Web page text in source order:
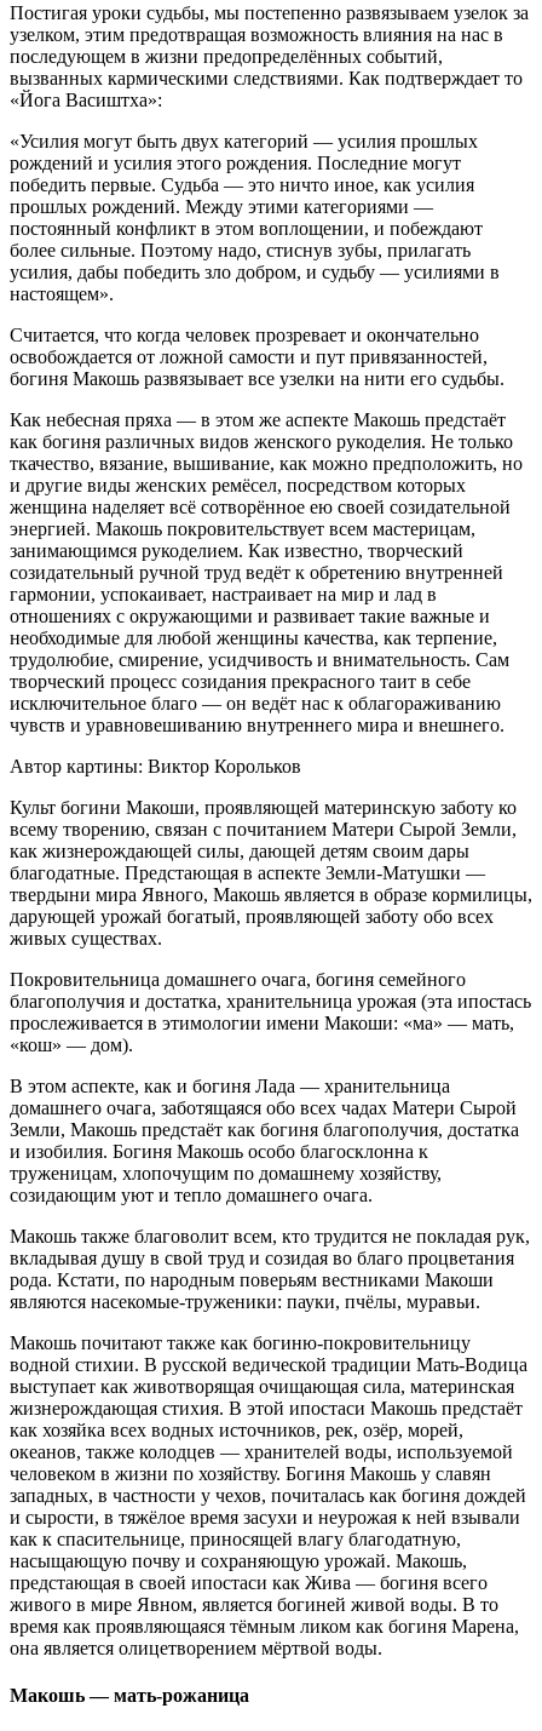
Постигая уроки судьбы, мы постепенно развязываем узелок за
узелком, этим предотвращая возможность влияния на нас в
последующем в жизни предопределённых событий,
вызванных кармическими следствиями. Как подтверждает то
«Йога Васиштха»:
«Усилия могут быть двух категорий — усилия прошлых
рождений и усилия этого рождения. Последние могут
победить первые. Судьба — это ничто иное, как усилия
прошлых рождений. Между этими категориями —
постоянный конфликт в этом воплощении, и побеждают
более сильные. Поэтому надо, стиснув зубы, прилагать
усилия, дабы победить зло добром, и судьбу — усилиями в
настоящем».
Считается, что когда человек прозревает и окончательно
освобождается от ложной самости и пут привязанностей,
богиня Макошь развязывает все узелки на нити его судьбы.
Как небесная пряха — в этом же аспекте Макошь предстаёт
как богиня различных видов женского рукоделия. Не только
ткачество, вязание, вышивание, как можно предположить, но
и другие виды женских ремёсел, посредством которых
женщина наделяет всё сотворённое ею своей созидательной
энергией. Макошь покровительствует всем мастерицам,
занимающимся рукоделием. Как известно, творческий
созидательный ручной труд ведёт к обретению внутренней
гармонии, успокаивает, настраивает на мир и лад в
отношениях с окружающими и развивает такие важные и
необходимые для любой женщины качества, как терпение,
трудолюбие, смирение, усидчивость и внимательность. Сам
творческий процесс созидания прекрасного таит в себе
исключительное благо — он ведёт нас к облагораживанию
чувств и уравновешиванию внутреннего мира и внешнего.
Автор картины: Виктор Корольков
Культ богини Макоши, проявляющей материнскую заботу ко
всему творению, связан с почитанием Матери Сырой Земли,
как жизнерождающей силы, дающей детям своим дары
благодатные. Предстающая в аспекте Земли-Матушки —
твердыни мира Явного, Макошь является в образе кормилицы,
дарующей урожай богатый, проявляющей заботу обо всех
живых существах.
Покровительница домашнего очага, богиня семейного
благополучия и достатка, хранительница урожая (эта ипостась
прослеживается в этимологии имени Макоши: «ма» — мать,
«кош» — дом).
В этом аспекте, как и богиня Лада — хранительница
домашнего очага, заботящаяся обо всех чадах Матери Сырой
Земли, Макошь предстаёт как богиня благополучия, достатка
и изобилия. Богиня Макошь особо благосклонна к
труженицам, хлопочущим по домашнему хозяйству,
созидающим уют и тепло домашнего очага.
Макошь также благоволит всем, кто трудится не покладая рук,
вкладывая душу в свой труд и созидая во благо процветания
рода. Кстати, по народным поверьям вестниками Макоши
являются насекомые-труженики: пауки, пчёлы, муравьи.
Макошь почитают также как богиню-покровительницу
водной стихии. В русской ведической традиции Мать-Водица
выступает как животворящая очищающая сила, материнская
жизнерождающая стихия. В этой ипостаси Макошь предстаёт
как хозяйка всех водных источников, рек, озёр, морей,
океанов, также колодцев — хранителей воды, используемой
человеком в жизни по хозяйству. Богиня Макошь у славян
западных, в частности у чехов, почиталась как богиня дождей
и сырости, в тяжёлое время засухи и неурожая к ней взывали
как к спасительнице, приносящей влагу благодатную,
насыщающую почву и сохраняющую урожай. Макошь,
предстающая в своей ипостаси как Жива — богиня всего
живого в мире Явном, является богиней живой воды. В то
время как проявляющаяся тёмным ликом как богиня Марена,
она является олицетворением мёртвой воды.
Макошь — мать-рожаница